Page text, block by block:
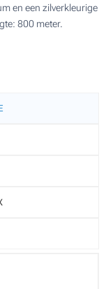
en een zilverkleurige
800 meter.